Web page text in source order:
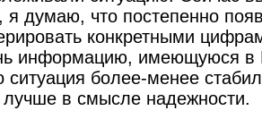
я думаю, что постепенно
конкретными
информацию, имеющуюся в
ситуация более-менее
лучше в смысле надежности.